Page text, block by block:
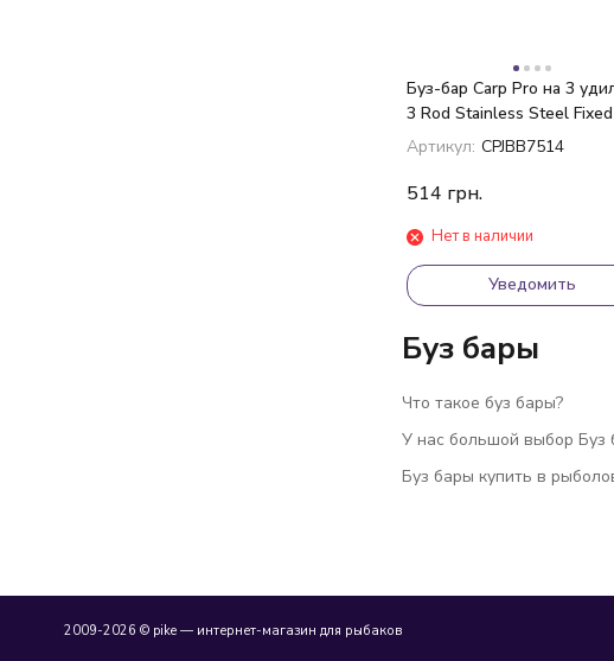
Буз-бар Carp Pro на 3
3 Rod Stainless Steel
Bar 12" 30см
Артикул: CPJBB7514
514 грн.
Нет в наличии
Уведомить
Буз бары
Что такое буз бары?
У нас большой выбор Буз
Буз бары купить в
2009-2026 © pike — интернет-магазин для рыбаков